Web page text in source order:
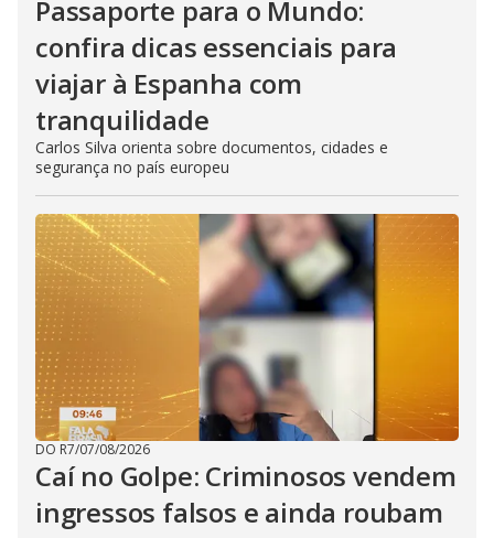
Passaporte para o Mundo:
confira dicas essenciais para
viajar à Espanha com
tranquilidade
Carlos Silva orienta sobre documentos, cidades e
segurança no país europeu
DO R7/07/08/2026
Caí no Golpe: Criminosos vendem
ingressos falsos e ainda roubam